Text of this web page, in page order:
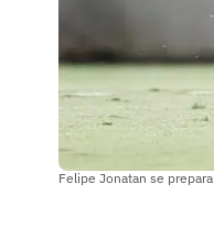
Felipe Jonatan se